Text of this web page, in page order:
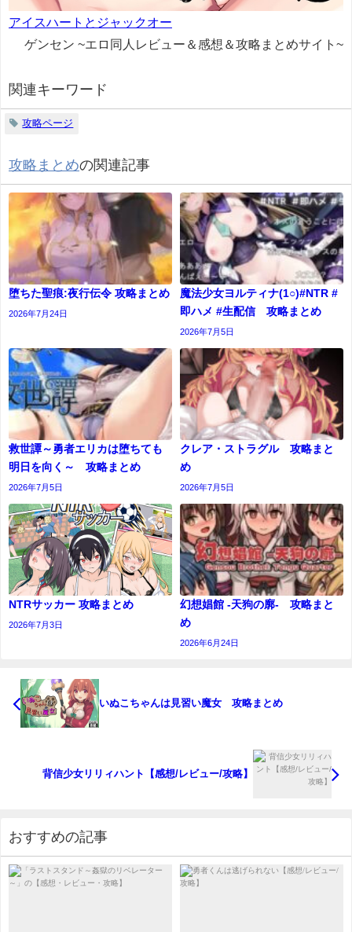
アイスハートとジャックオー
ゲンセン ~エロ同人レビュー＆感想＆攻略まとめサイト~
関連キーワード
攻略ページ
攻略まとめの関連記事
堕ちた聖痕:夜行伝令 攻略まとめ
2026年7月24日
魔法少女ヨルティナ(1○)#NTR #
即ハメ #生配信 攻略まとめ
2026年7月5日
救世譚～勇者エリカは堕ちても
明日を向く～ 攻略まとめ
2026年7月5日
クレア・ストラグル 攻略まと
め
2026年7月5日
NTRサッカー 攻略まとめ
2026年7月3日
幻想娼館 -天狗の廓- 攻略まと
め
2026年6月24日
いぬこちゃんは見習い魔女 攻略まとめ
背信少女リリィハント【感想/レビュー/攻略】
おすすめの記事